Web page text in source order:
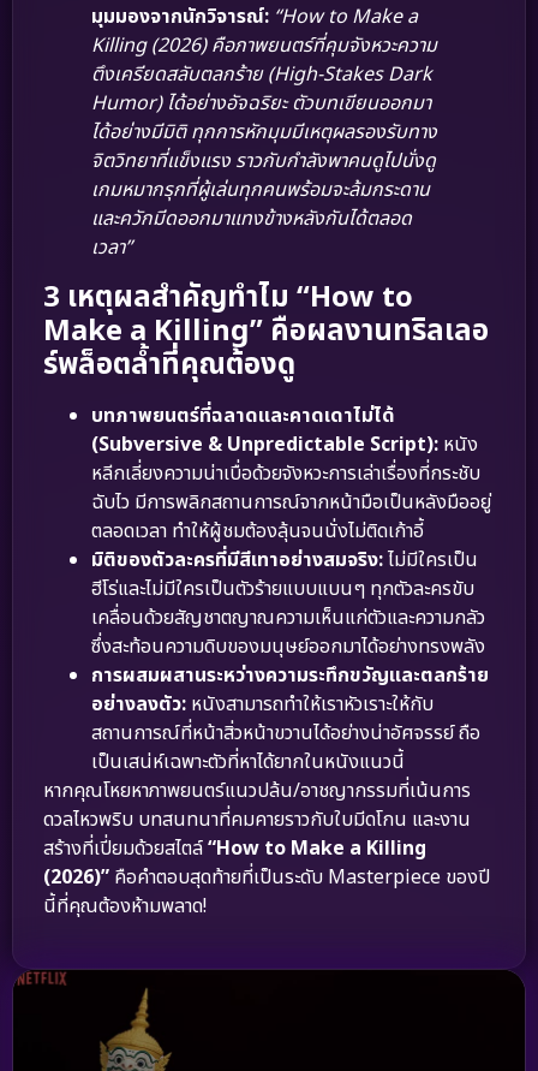
มุมมองจากนักวิจารณ์: “How to Make a
Killing (2026) คือภาพยนตร์ที่คุมจังหวะความ
ตึงเครียดสลับตลกร้าย (High-Stakes Dark
Humor) ได้อย่างอัจฉริยะ ตัวบทเขียนออกมา
ได้อย่างมีมิติ ทุกการหักมุมมีเหตุผลรองรับทาง
จิตวิทยาที่แข็งแรง ราวกับกำลังพาคนดูไปนั่งดู
เกมหมากรุกที่ผู้เล่นทุกคนพร้อมจะล้มกระดาน
และควักมีดออกมาแทงข้างหลังกันได้ตลอด
เวลา”
3 เหตุผลสำคัญทำไม “How to
Make a Killing” คือผลงานทริลเลอ
ร์พล็อตล้ำที่คุณต้องดู
บทภาพยนตร์ที่ฉลาดและคาดเดาไม่ได้
(Subversive & Unpredictable Script): หนัง
หลีกเลี่ยงความน่าเบื่อด้วยจังหวะการเล่าเรื่องที่กระชับ
ฉับไว มีการพลิกสถานการณ์จากหน้ามือเป็นหลังมืออยู่
ตลอดเวลา ทำให้ผู้ชมต้องลุ้นจนนั่งไม่ติดเก้าอี้
มิติของตัวละครที่มีสีเทาอย่างสมจริง:ไม่มีใครเป็น
ฮีโร่และไม่มีใครเป็นตัวร้ายแบบแบนๆ ทุกตัวละครขับ
เคลื่อนด้วยสัญชาตญาณความเห็นแก่ตัวและความกลัว
ซึ่งสะท้อนความดิบของมนุษย์ออกมาได้อย่างทรงพลัง
การผสมผสานระหว่างความระทึกขวัญและตลกร้าย
อย่างลงตัว: หนังสามารถทำให้เราหัวเราะให้กับ
สถานการณ์ที่หน้าสิ่วหน้าขวานได้อย่างน่าอัศจรรย์ ถือ
เป็นเสน่ห์เฉพาะตัวที่หาได้ยากในหนังแนวนี้
หากคุณโหยหาภาพยนตร์แนวปล้น/อาชญากรรมที่เน้นการ
ดวลไหวพริบ บทสนทนาที่คมคายราวกับใบมีดโกน และงาน
สร้างที่เปี่ยมด้วยสไตล์“How to Make a Killing
(2026)” คือคำตอบสุดท้ายที่เป็นระดับ Masterpiece ของปี
นี้ที่คุณต้องห้ามพลาด!